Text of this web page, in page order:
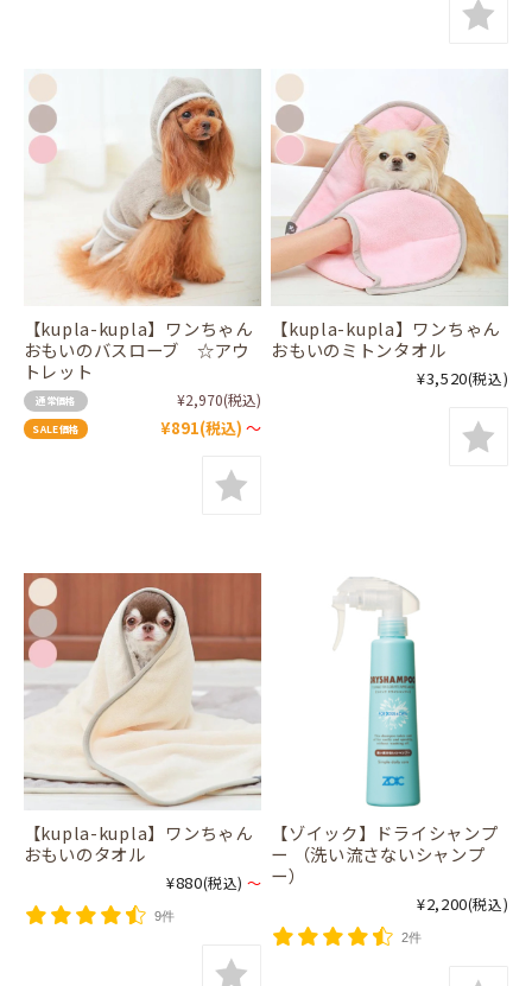
【kupla-kupla】ワンちゃん
おもいのバスローブ ☆アウ
トレット
通常価格 ¥2,970(税込)
SALE価格 ¥891(税込) ～
【kupla-kupla】ワンちゃん
おもいのミトンタオル
¥3,520(税込)
【kupla-kupla】ワンちゃん
おもいのタオル
¥880(税込) ～
9件
【ゾイック】ドライシャンプ
ー （洗い流さないシャンプ
ー）
¥2,200(税込)
2件